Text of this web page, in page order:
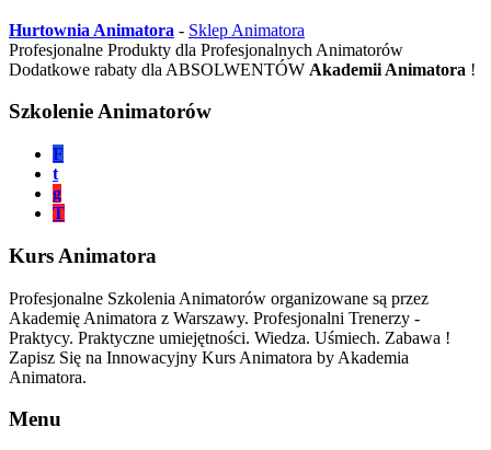
Hurtownia Animatora - Sklep Animatora
Profesjonalne Produkty dla Profesjonalnych Animatorów
Dodatkowe rabaty dla ABSOLWENTÓW Akademii Animatora !
Szkolenie Animatorów
F
t
g
T
Kurs Animatora
Profesjonalne Szkolenia Animatorów organizowane są przez
Akademię Animatora z Warszawy. Profesjonalni Trenerzy -
Praktycy. Praktyczne umiejętności. Wiedza. Uśmiech. Zabawa !
Zapisz Się na Innowacyjny Kurs Animatora by Akademia
Animatora.
Menu